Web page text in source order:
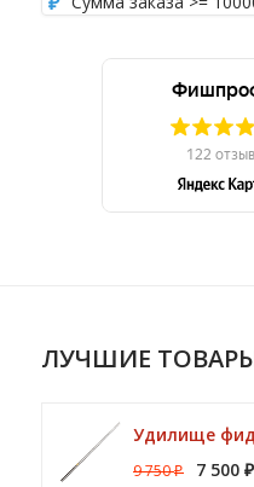
ЛУЧШИЕ
9 750₽ 7 500 ₽